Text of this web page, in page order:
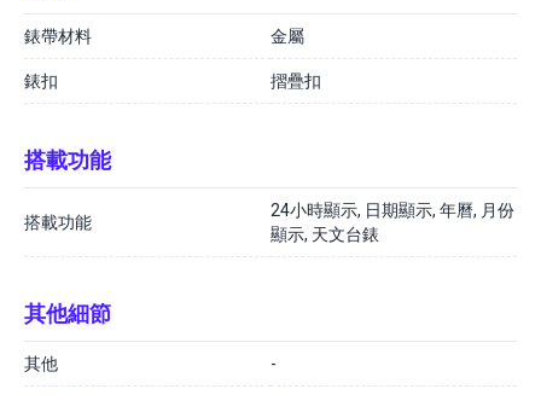
錶帶材料 金屬
錶扣 摺疊扣
搭載功能
搭載功能
24小時顯示, 日期顯示, 年曆, 月份
顯示, 天文台錶
其他細節
其他 -